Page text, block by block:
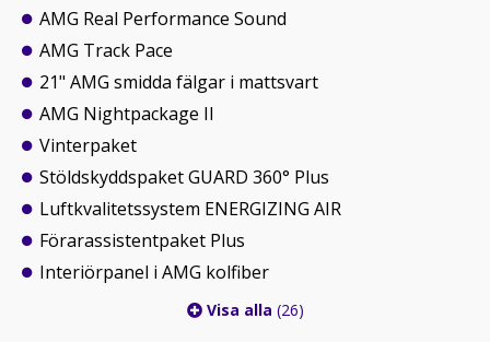
AMG Real Performance Sound
AMG Track Pace
21" AMG smidda fälgar i mattsvart
AMG Nightpackage II
Vinterpaket
Stöldskyddspaket GUARD 360° Plus
Luftkvalitetssystem ENERGIZING AIR
Förarassistentpaket Plus
Interiörpanel i AMG kolfiber
Visa alla (26)